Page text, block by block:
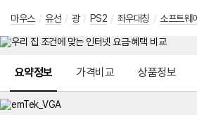
마우스 / 유선 / 광 / PS2 / 좌우대칭 / 소프트웨
요약정보 가격비교 상품정보